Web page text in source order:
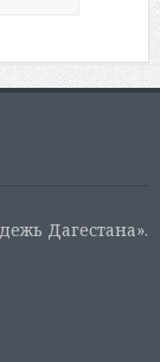
Дагестана».